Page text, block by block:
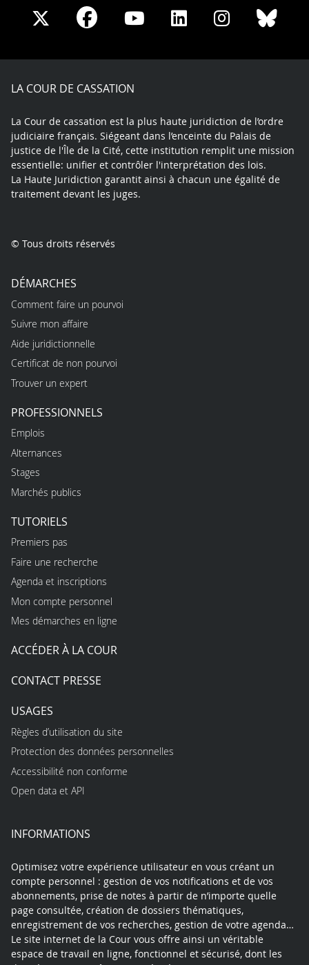
Share
X
Share
Facebook
Share
Youtube
Share
LinkedIn
Share
Instagram
LA COUR DE CASSATION
La Cour de cassation est la plus haute juridiction de l’ordre
judiciaire français. Siégeant dans l’enceinte du Palais de
justice de l'Île de la Cité, cette institution remplit une mission
essentielle: unifier et contrôler l'interprétation des lois.
La Haute Juridiction garantit ainsi à chacun une égalité de
traitement devant les juges.
© Tous droits réservés
DÉMARCHES
Comment faire un pourvoi
Suivre mon affaire
Aide juridictionnelle
Certificat de non pourvoi
Trouver un expert
PROFESSIONNELS
Emplois
Alternances
Stages
Marchés publics
TUTORIELS
Premiers pas
Faire une recherche
Agenda et inscriptions
Mon compte personnel
Mes démarches en ligne
ACCÉDER À LA COUR
CONTACT PRESSE
USAGES
Règles d’utilisation du site
Protection des données personnelles
Accessibilité non conforme
Open data et API
INFORMATIONS
Optimisez votre expérience utilisateur en vous créant un
compte personnel : gestion de vos notifications et de vos
abonnements, prise de notes à partir de n’importe quelle
page consultée, création de dossiers thématiques,
enregistrement de vos recherches, gestion de votre agenda…
Le site internet de la Cour vous offre ainsi un véritable
espace de travail en ligne, fonctionnel et sécurisé, dont les